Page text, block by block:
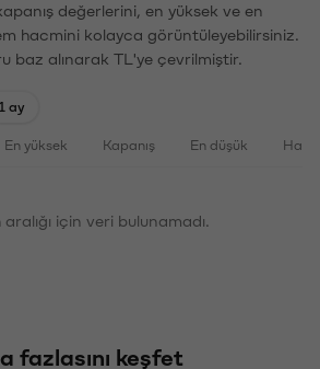
değerlerini, en yüksek ve en
hacmini kolayca görüntüleyebilirsiniz.
baz alınarak TL'ye çevrilmiştir.
1 ay
En yüksek Kapanış En düşük
için veri bulunamadı.
fazlasını keşfet